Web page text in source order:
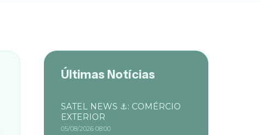
Últimas Notícias
SATEL NEWS ⚓: COMÉRCIO
EXTERIOR
05/08/2026 08:00